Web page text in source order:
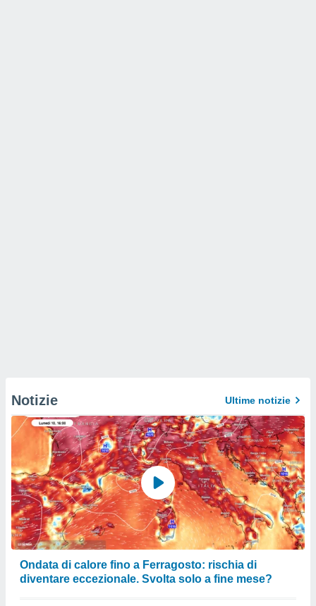
Notizie Ultime notizie
Ondata di calore fino a Ferragosto: rischia di
diventare eccezionale. Svolta solo a fine mese?